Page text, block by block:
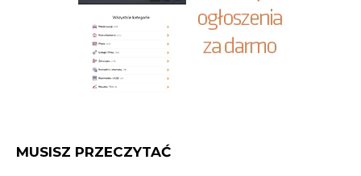
MUSISZ PRZECZYTAĆ